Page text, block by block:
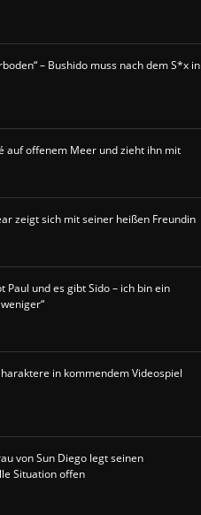
– Bushido muss nach dem S*x in
auf offenem Meer und zieht ihn mit
zeigt sich mit seiner heißen Freundin
Paul und es gibt Sido – ich bin ein
in kommendem Videospiel
von Sun Diego legt seinen
Situation offen